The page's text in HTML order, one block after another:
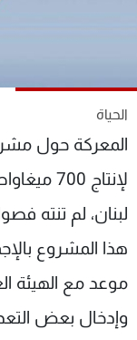
الحياة
المعركة حول
لإنتاج
لبنان، لم تنته
هذا المشروع
موعد مع الهيئة
وإدخال بعض
عن MTV
الإنـتـاج